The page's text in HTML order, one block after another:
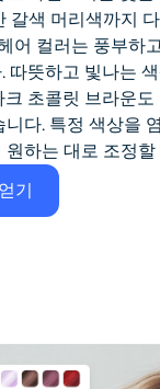
갈색 머리색까지
어 컬러는 풍부하
따뜻하고 빛나는
크 초콜릿 브라운
니다. 특정 색상을
원하는 대로 조정
기